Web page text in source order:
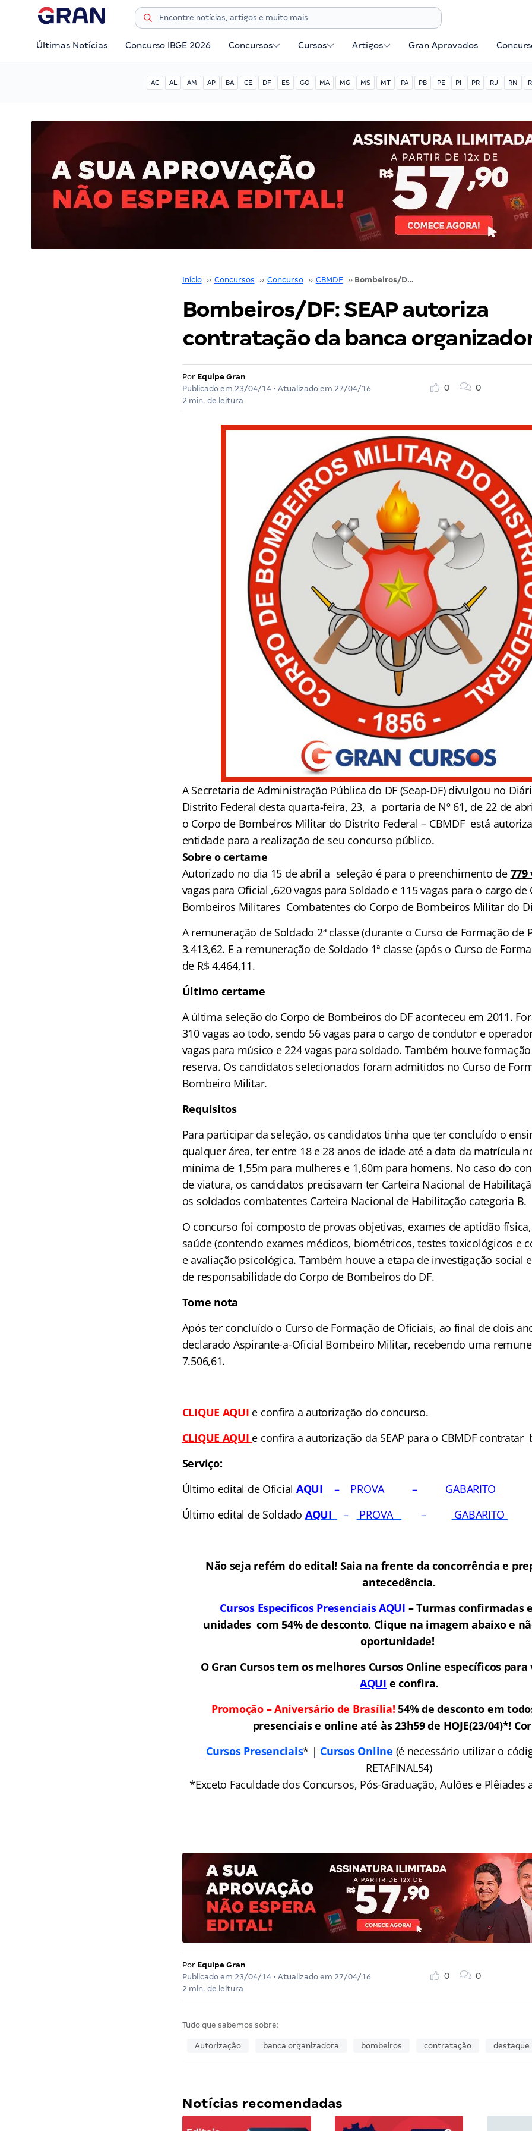
Últimas Notícias Concurso IBGE 2026 Concursos Cursos Artigos Gran Aprovados
AC AL AM AP BA CE DF ES GO MA MG MS MT PA PB PE PI PR RJ RN
Início ›› Concursos ›› Concurso ›› CBMDF ›› Bombeiros/DF: SEAP autoriza contratação da banca organizadora!
Bombeiros/DF: SEAP autoriza
contratação da banca
Por Equipe Gran
Publicado em 23/04/14• Atualizado em 27/04/16
2 min. de leitura
0 0
A Secretaria de Administração Pública do DF (Seap-DF) divulgou no
Distrito Federal desta quarta-feira, 23, a portaria de Nº 61, de 22 de
o Corpo de Bombeiros Militar do Distrito Federal – CBMDF está
entidade para a realização de seu concurso público.
Sobre o certame
Autorizado no dia 15 de abril a seleção é para o preenchimento de 779
vagas para Oficial ,620 vagas para Soldado e 115 vagas para o cargo de
Bombeiros Militares Combatentes do Corpo de Bombeiros Militar do
A remuneração de Soldado 2ª classe (durante o Curso de Formação de
3.413,62. E a remuneração de Soldado 1ª classe (após o Curso de
de R$ 4.464,11.
Último certame
A última seleção do Corpo de Bombeiros do DF aconteceu em 2011.
310 vagas ao todo, sendo 56 vagas para o cargo de condutor e
vagas para músico e 224 vagas para soldado. Também houve
reserva. Os candidatos selecionados foram admitidos no Curso de
Bombeiro Militar.
Requisitos
Para participar da seleção, os candidatos tinha que ter concluído o
qualquer área, ter entre 18 e 28 anos de idade até a data da matrícula
mínima de 1,55m para mulheres e 1,60m para homens. No caso do
de viatura, os candidatos precisavam ter Carteira Nacional de
os soldados combatentes Carteira Nacional de Habilitação categoria B.
O concurso foi composto de provas objetivas, exames de aptidão
saúde (contendo exames médicos, biométricos, testes toxicológicos e
e avaliação psicológica. Também houve a etapa de investigação social
de responsabilidade do Corpo de Bombeiros do DF.
Tome nota
Após ter concluído o Curso de Formação de Oficiais, ao final de dois
declarado Aspirante-a-Oficial Bombeiro Militar, recebendo uma
7.506,61.
CLIQUE AQUI e confira a autorização do concurso.
CLIQUE AQUI e confira a autorização da SEAP para o CBMDF contratar
Serviço:
Último edital de Oficial AQUI – PROVA– GABARITO
Último edital de Soldado AQUI – PROVA – GABARITO
Não seja refém do edital! Saia na frente da concorrência e
antecedência.
Cursos Específicos Presenciais AQUI – Turmas confirmadas
unidades com 54% de desconto. Clique na imagem abaixo e
oportunidade!
O Gran Cursos tem os melhores Cursos Online específicos
AQUI e confira.
Promoção – Aniversário de Brasília!54% de desconto em
presenciais e online até às 23h59 de HOJE(23/04)*!
Cursos Presenciais* | Cursos Online (é necessário utilizar o
RETAFINAL54)
*Exceto Faculdade dos Concursos, Pós-Graduação, Aulões e Plêiades
Por Equipe Gran
Publicado em 23/04/14• Atualizado em 27/04/16
2 min. de leitura
0 0
Tudo que sabemos sobre:
Autorização banca organizadora bombeiros contratação destaque
Notícias recomendadas